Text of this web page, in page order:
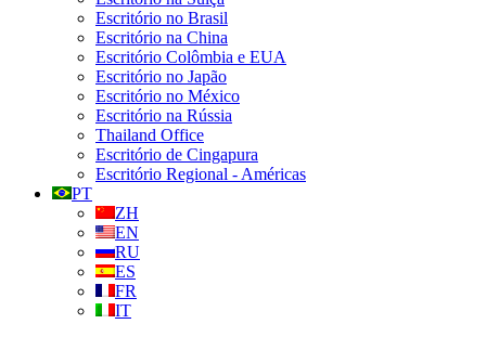
Escritório no Brasil
Escritório na China
Escritório Colômbia e EUA
Escritório no Japão
Escritório no México
Escritório na Rússia
Thailand Office
Escritório de Cingapura
Escritório Regional - Américas
PT
ZH
EN
RU
ES
FR
IT